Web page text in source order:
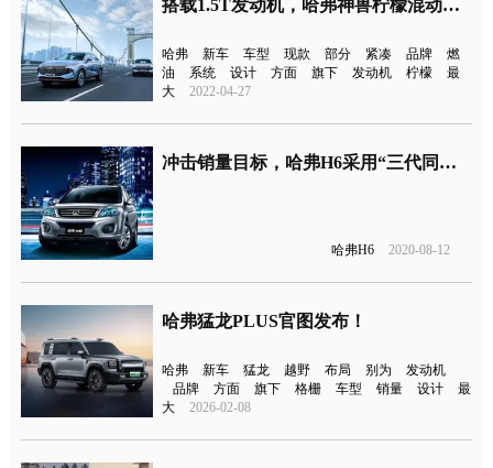
搭载1.5T发动机，哈弗神兽柠檬混动DHT版正式亮相
哈弗 新车 车型 现款 部分 紧凑 品牌
燃
油
系统 设计 方面 旗下 发动机 柠檬
最
大
2022-04-27
冲击销量目标，哈弗H6采用“三代同堂”策略
哈弗H6 2020-08-12
哈弗猛龙PLUS官图发布！
哈弗 新车 猛龙 越野 布局 别为
发动机
品牌
方面 旗下 格栅 车型 销量 设计
最
大
2026-02-08